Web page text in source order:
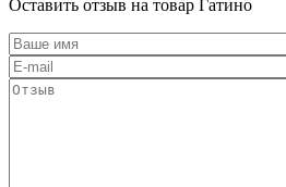
Оставить отзыв на товар Гатино